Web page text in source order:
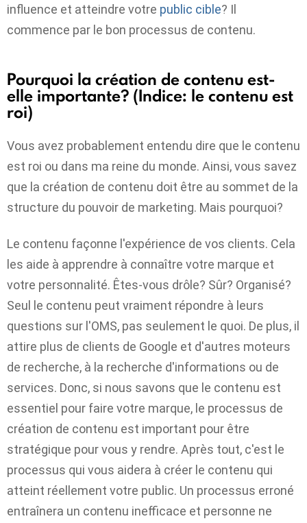
influence et atteindre votre public cible? Il
commence par le bon processus de contenu.
Pourquoi la création de contenu est-
elle importante? (Indice: le contenu est
roi)
Vous avez probablement entendu dire que le contenu
est roi ou dans ma reine du monde. Ainsi, vous savez
que la création de contenu doit être au sommet de la
structure du pouvoir de marketing. Mais pourquoi?
Le contenu façonne l'expérience de vos clients. Cela
les aide à apprendre à connaître votre marque et
votre personnalité. Êtes-vous drôle? Sûr? Organisé?
Seul le contenu peut vraiment répondre à leurs
questions sur l'OMS, pas seulement le quoi. De plus, il
attire plus de clients de Google et d'autres moteurs
de recherche, à la recherche d'informations ou de
services. Donc, si nous savons que le contenu est
essentiel pour faire votre marque, le processus de
création de contenu est important pour être
stratégique pour vous y rendre. Après tout, c'est le
processus qui vous aidera à créer le contenu qui
atteint réellement votre public. Un processus erroné
entraînera un contenu inefficace et personne ne